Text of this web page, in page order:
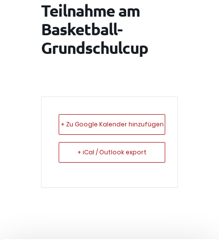
Teilnahme am
Basketball-
Grundschulcup
+ Zu Google Kalender hinzufügen
+ iCal / Outlook export